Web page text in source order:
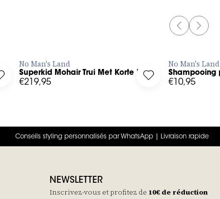
PREVIOUS
NEXT
in to add Superkid Mohair Trui Met Korte Mouw to your
No Man's Land
Superkid Mohair Trui Met Korte Mouw
€219,95 Log in to add
No Man's Land
Shampooing
€10,95
Conseils styling personnalisés par WhatsApp | Livraison rapide
NEWSLETTER
Inscrivez-vous et profitez de 10€ de réduction